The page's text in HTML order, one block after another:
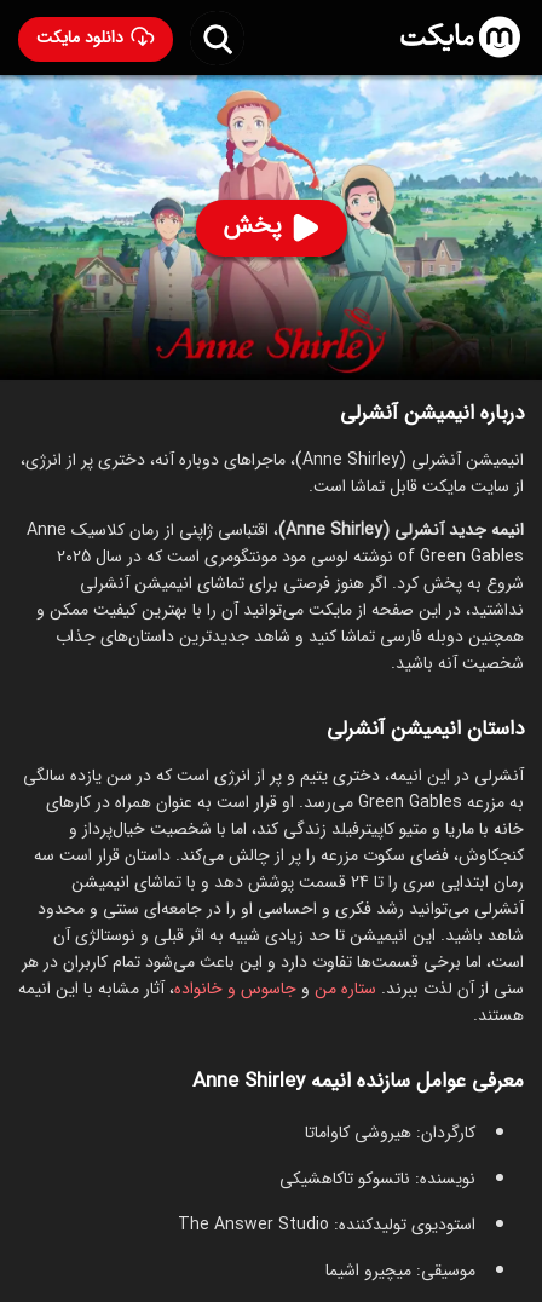
دانلود مایکت
پخش
انیمیشن آنشرلی با دوبله فارسی- Anne Shirley 2025
۶۷۳ 86% ۸.۰
ساخت ژاپن سال 2025
رده سنی ۱۸+
سریال
انیمیشن ماجراجویی درام
توضیحات قسمت‌ها
درباره انیمیشن آنشرلی
انیمیشن آنشرلی (Anne Shirley)، ماجراهای دوباره آنه، دختری پر از انرژی،
از سایت مایکت قابل تماشا است.
انیمه جدید آنشرلی (Anne Shirley)
، اقتباسی ژاپنی از رمان کلاسیک Anne
of Green Gables نوشته لوسی مود مونتگومری است که در سال 2025
شروع به پخش کرد. اگر هنوز فرصتی برای تماشای انیمیشن آنشرلی
نداشتید، در این صفحه از مایکت می‌توانید آن را با بهترین کیفیت ممکن و
همچنین دوبله فارسی تماشا کنید و شاهد جدیدترین داستان‌های جذاب
شخصیت آنه باشید.
داستان انیمیشن آنشرلی
آنشرلی در این انیمه، دختری یتیم و پر از انرژی است که در سن یازده سالگی
به مزرعه Green Gables می‌رسد. او قرار است به عنوان همراه در کارهای
خانه با ماریا و متیو کاپیترفیلد زندگی کند، اما با شخصیت خیال‌پرداز و
کنجکاوش، فضای سکوت مزرعه را پر از چالش می‌کند. داستان قرار است سه
رمان ابتدایی سری را تا 24 قسمت پوشش دهد و با تماشای انیمیشن
آنشرلی می‌توانید رشد فکری و احساسی او را در جامعه‌ای سنتی و محدود
شاهد باشید. این انیمیشن تا حد زیادی شبیه به اثر قبلی و نوستالژی آن
است، اما برخی قسمت‌ها تفاوت دارد و این باعث می‌شود تمام کاربران در هر
سنی از آن لذت ببرند. ستاره من و جاسوس و خانواده، آثار مشابه با این انیمه
هستند.
معرفی عوامل سازنده انیمه Anne Shirley
کارگردان: هیروشی کاواماتا
نویسنده: ناتسوکو تاکاهشیکی
استودیوی تولیدکننده: The Answer Studio
موسیقی: میچیرو اشیما